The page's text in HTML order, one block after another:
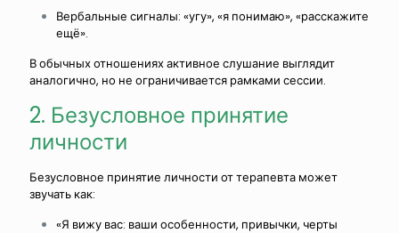
Вербальные сигналы: «угу», «я понимаю», «расскажите
ещё».
В обычных отношениях активное слушание выглядит
аналогично, но не ограничивается рамками сессии.
2. Безусловное принятие
личности
Безусловное принятие личности от терапевта может
звучать как:
«Я вижу вас: ваши особенности, привычки, черты